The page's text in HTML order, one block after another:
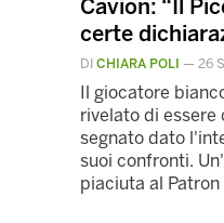
Cavion: “Il
certe
DI CHIARA POLI — 26
Il giocatore
rivelato di essere
segnato dato
suoi confronti.
piaciuta al